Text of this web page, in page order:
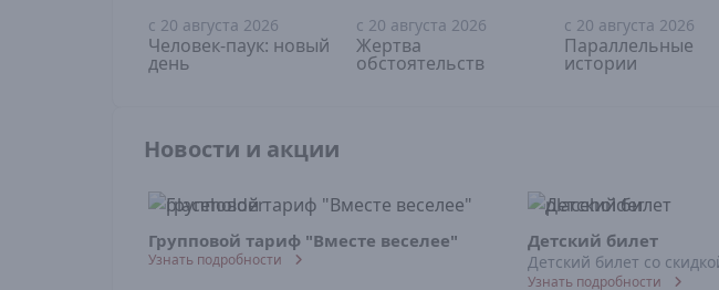
16+
с 20 августа 2026
Человек-паук: новый
день
18+
с 20 августа 2026
Жертва
обстоятельств
18+
с 20 августа 2026
Параллельные
истории
Новости и акции
Групповой тариф "Вместе веселее"
Узнать подробности
Детский билет
Детский билет со
Узнать подробности